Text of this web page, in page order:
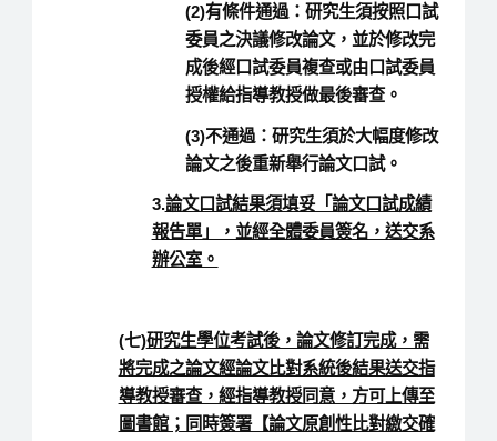
(2)有條件通過：研究生須按照口試
委員之決議修改論文，並於修改完
成後經口試委員複查或由口試委員
授權給指導教授做最後審查。
(3)不通過：研究生須於大幅度修改
論文之後重新舉行論文口試。
3.論文口試結果須填妥「論文口試成績
報告單」，並經全體委員簽名，送交系
辦公室。
(七)研究生學位考試後，論文修訂完成，需
將完成之論文經論文比對系統後結果送交指
導教授審查，經指導教授同意，方可上傳至
圖書館；同時簽署【論文原創性比對繳交確